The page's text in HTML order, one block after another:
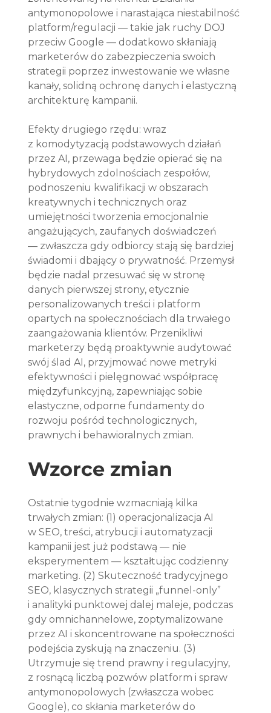
antymonopolowe i narastająca niestabilność
platform/regulacji — takie jak ruchy DOJ
przeciw Google — dodatkowo skłaniają
marketerów do zabezpieczenia swoich
strategii poprzez inwestowanie we własne
kanały, solidną ochronę danych i elastyczną
architekturę kampanii.
Efekty drugiego rzędu: wraz
z komodytyzacją podstawowych działań
przez AI, przewaga będzie opierać się na
hybrydowych zdolnościach zespołów,
podnoszeniu kwalifikacji w obszarach
kreatywnych i technicznych oraz
umiejętności tworzenia emocjonalnie
angażujących, zaufanych doświadczeń
— zwłaszcza gdy odbiorcy stają się bardziej
świadomi i dbający o prywatność. Przemysł
będzie nadal przesuwać się w stronę
danych pierwszej strony, etycznie
personalizowanych treści i platform
opartych na społecznościach dla trwałego
zaangażowania klientów. Przenikliwi
marketerzy będą proaktywnie audytować
swój ślad AI, przyjmować nowe metryki
efektywności i pielęgnować współpracę
międzyfunkcyjną, zapewniając sobie
elastyczne, odporne fundamenty do
rozwoju pośród technologicznych,
prawnych i behawioralnych zmian.
Wzorce zmian
Ostatnie tygodnie wzmacniają kilka
trwałych zmian: (1) operacjonalizacja AI
w SEO, treści, atrybucji i automatyzacji
kampanii jest już podstawą — nie
eksperymentem — kształtując codzienny
marketing. (2) Skuteczność tradycyjnego
SEO, klasycznych strategii „funnel-only”
i analityki punktowej dalej maleje, podczas
gdy omnichannelowe, zoptymalizowane
przez AI i skoncentrowane na społeczności
podejścia zyskują na znaczeniu. (3)
Utrzymuje się trend prawny i regulacyjny,
z rosnącą liczbą pozwów platform i spraw
antymonopolowych (zwłaszcza wobec
Google), co skłania marketerów do